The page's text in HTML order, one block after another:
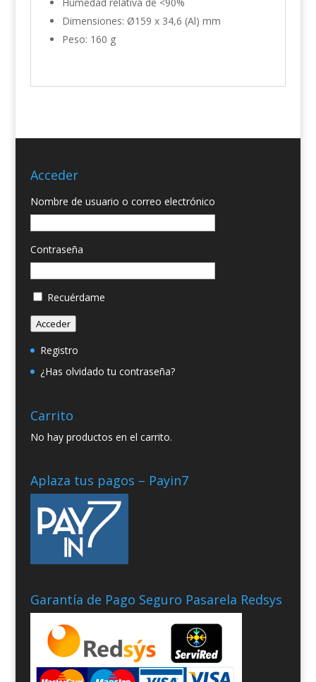
Dimensiones: Ø159 x 34,6 (Al) mm
Peso: 160 g
Acceder
Nombre de usuario o correo electrónico
Contraseña
Recuérdame
Acceder
Registro
¿Has olvidado tu contraseña?
Carrito
No hay productos en el carrito.
Aplaza tus pagos – Payin7
Garantía de Pago Seguro Pasarela Redsys